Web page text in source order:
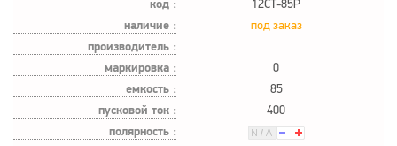
код : 12СТ-85Р
наличие : под заказ
производитель :
маркировка :
0
емкость : 85
пусковой ток : 400
полярность :